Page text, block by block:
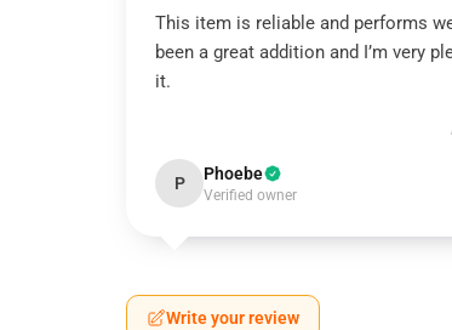
This item is reliable and performs
been a great addition and I’m very
it.
P Phoebe
Verified owner
Write your review